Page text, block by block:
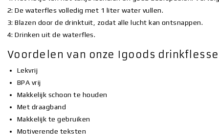
2: De waterfles volledig met 1 liter water vullen.
3: Blazen door de drinktuit, zodat alle lucht kan ontsnappen.
4: Drinken uit de waterfles.
Voordelen van onze Igoods
Lekvrij
BPA vrij
Makkelijk schoon te houden
Met draagband
Makkelijk te gebruiken
Motiverende teksten